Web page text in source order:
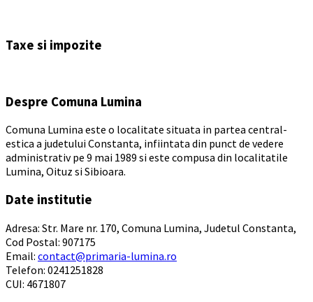
calendar
Taxe si impozite
Despre Comuna Lumina
Comuna Lumina este o localitate situata in partea central-
estica a judetului Constanta, infiintata din punct de vedere
administrativ pe 9 mai 1989 si este compusa din localitatile
Lumina, Oituz si Sibioara.
Date institutie
Adresa: Str. Mare nr. 170, Comuna Lumina, Judetul Constanta,
Cod Postal: 907175
Email: contact@primaria-lumina.ro
Telefon: 0241251828
CUI: 4671807